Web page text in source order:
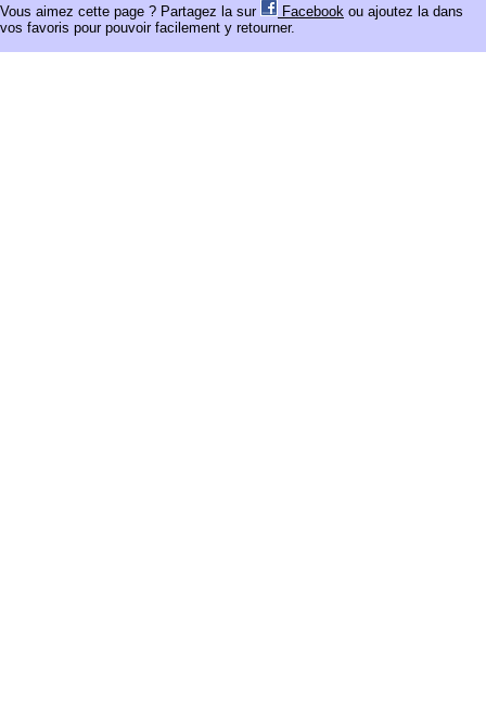
Vous aimez cette page ? Partagez la sur
Facebook ou ajoutez la dans
vos favoris pour pouvoir facilement y retourner.